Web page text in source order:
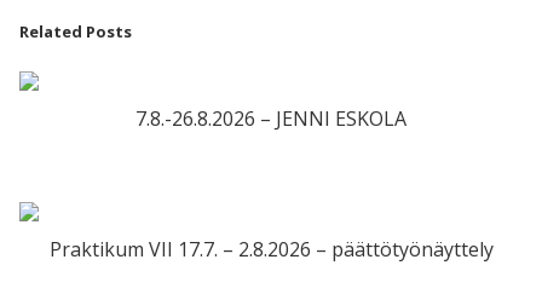
Related Posts
7.8.-26.8.2026 – JENNI ESKOLA
Praktikum VII 17.7. – 2.8.2026 – päättötyönäyttely